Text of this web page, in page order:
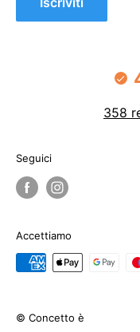
358
Seguici
Accettiamo
© Concetto è